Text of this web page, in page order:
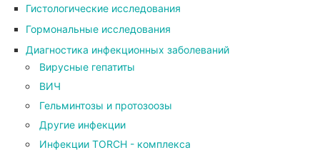
Гистологические исследования
Гормональные исследования
Диагностика инфекционных заболеваний
Вирусные гепатиты
ВИЧ
Гельминтозы и протозоозы
Другие инфекции
Инфекции TORCH - комплекса